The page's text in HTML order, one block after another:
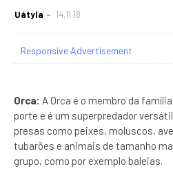
Uátyla 14.11.18
Responsive Advertisement
Orca: A Orca é o membro da
porte e é um superpredador
presas como peixes, moluscos,
tubarões e animais de tamanho
grupo, como por exemplo baleias.